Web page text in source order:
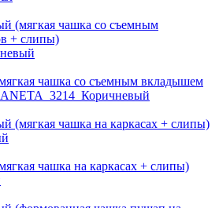
чашка со съемным вкладышем
чашка на каркасах + слипы)